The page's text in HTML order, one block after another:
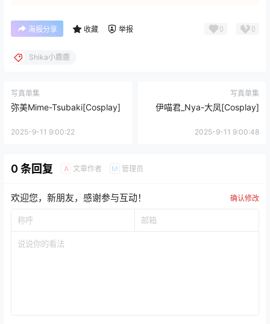
海报分享 收藏 举报 0 0
Shika小鹿鹿
写真单集
弥美Mime-Tsubaki[Cosplay]
2025-9-11 9:00:22
写真单集
伊喵君_Nya-大凤[Cosplay]
2025-9-11 9:00:48
0 条回复 A 文章作者 M 管理员
欢迎您，新朋友，感谢参与互动！ 确认修改